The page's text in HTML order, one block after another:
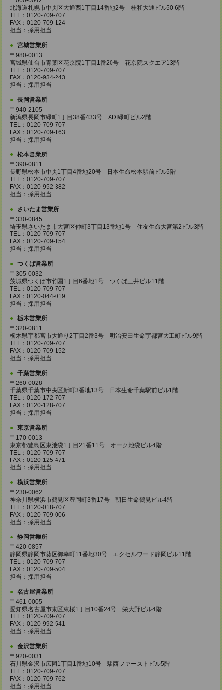
北海道札幌市中央区大通西1丁目14番地2号 桂和大通ビル50 6階
TEL：0120-709-707
FAX：0120-709-124
担当：採用担当
宮城営業所
〒980-0013
宮城県仙台市青葉区花京院1丁目1番20号 花京院スクエア13階
TEL：0120-709-707
FAX：0120-934-243
担当：採用担当
長岡営業所
〒940-2105
新潟県長岡市緑町1丁目38番433号 ADI緑町ビル2階
TEL：0120-709-707
FAX：0120-709-163
担当：採用担当
松本営業所
〒390-0811
長野県松本市中央1丁目4番地20号 日本生命松本駅前ビル5階
TEL：0120-709-707
FAX：0120-952-382
担当：採用担当
さいたま営業所
〒330-0845
埼玉県さいたま市大宮区仲町3丁目13番地1号 住友生命大宮第2ビル3階
TEL：0120-709-707
FAX：0120-709-154
担当：採用担当
つくば営業所
〒305-0032
茨城県つくば市竹園1丁目6番地1号 つくば三井ビル11階
TEL：0120-709-707
FAX：0120-044-019
担当：採用担当
栃木営業所
〒320-0811
栃木県宇都宮市大通り2丁目2番3号 明治安田生命宇都宮大工町ビル9階
TEL：0120-709-707
FAX：0120-709-152
担当：採用担当
千葉営業所
〒260-0028
千葉県千葉市中央区新町3番地13号 日本生命千葉駅前ビル1階
TEL：0120-172-707
FAX：0120-128-707
担当：採用担当
東京営業所
〒170-0013
東京都豊島区東池袋1丁目21番11号 オーク池袋ビル4階
TEL：0120-709-707
FAX：0120-125-471
担当：採用担当
横浜営業所
〒230-0062
神奈川県横浜市鶴見区豊岡町3番17号 朝日生命鶴見ビル4階
TEL：0120-018-707
FAX：0120-709-006
担当：採用担当
静岡営業所
〒420-0857
静岡県静岡市葵区御幸町11番地30号 エクセルワード静岡ビル11階
TEL：0120-709-707
FAX：0120-709-504
担当：採用担当
名古屋営業所
〒461-0005
愛知県名古屋市東区東桜1丁目10番24号 栄大野ビル4階
TEL：0120-709-707
FAX：0120-992-541
担当：採用担当
金沢営業所
〒920-0031
石川県金沢市広岡1丁目1番地10号 駅西ファーストビル5階
TEL：0120-709-707
FAX：0120-709-762
担当：採用担当